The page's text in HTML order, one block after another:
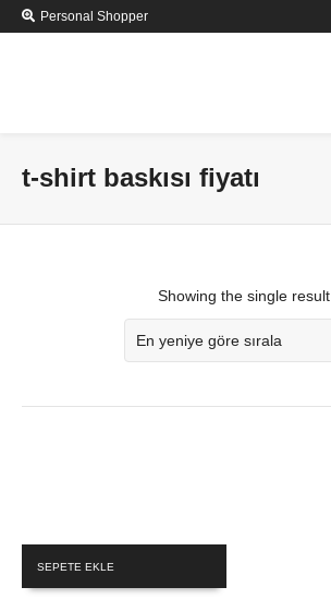
Personal Shopper
t-shirt baskısı fiyatı
Showing the single result
SEPETE EKLE